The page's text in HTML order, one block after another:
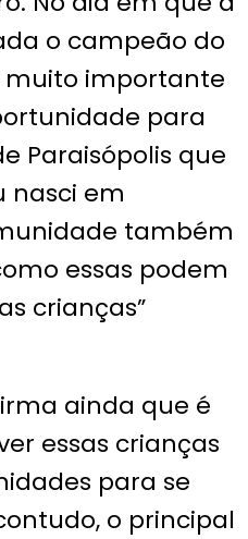
o campeão do
muito importante
para
Paraisópolis que
nasci em
também
essas podem
crianças”
ainda que é
essas crianças
para se
o principal